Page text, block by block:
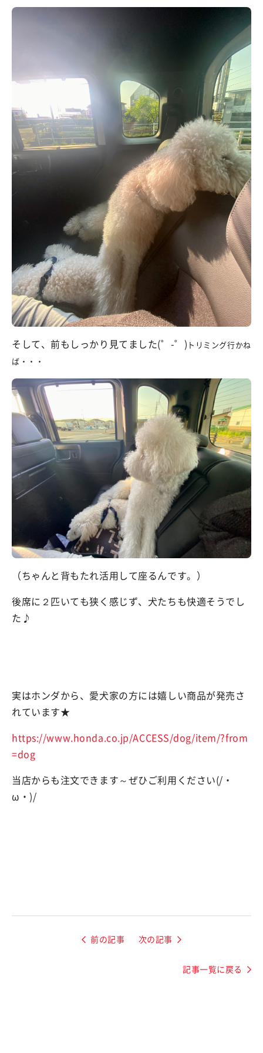
そして、前もしっかり見てました(゜-゜) トリミング行かね
ば・・・
（ちゃんと背もたれ活用して座るんです。）
後席に２匹いても狭く感じず、犬たちも快適そうでし
た♪
実はホンダから、愛犬家の方には嬉しい商品が発売さ
れています★
https://www.honda.co.jp/ACCESS/dog/item/?from
=dog
当店からも注文できます～ぜひご利用ください(/・
ω・)/
前の記事 次の記事
記事一覧に戻る